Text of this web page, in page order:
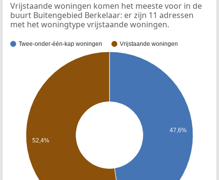
Vrijstaande woningen komen het meeste voor in de
buurt Buitengebied Berkelaar: er zijn 11 adressen
met het woningtype vrijstaande woningen.
Twee-onder-één-kap woningen Vrijstaande woningen
47,6%
52,4%